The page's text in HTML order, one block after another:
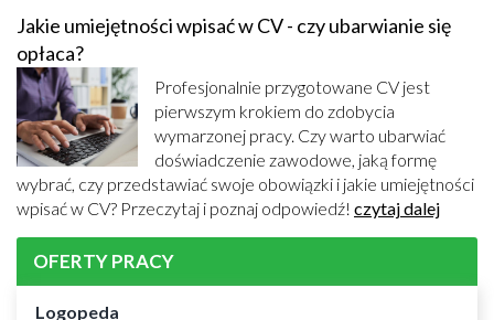
Jakie umiejętności wpisać w CV - czy ubarwianie się
opłaca?
Profesjonalnie przygotowane CV jest
pierwszym krokiem do zdobycia
wymarzonej pracy. Czy warto ubarwiać
doświadczenie zawodowe, jaką formę
wybrać, czy przedstawiać swoje obowiązki i jakie umiejętności
wpisać w CV? Przeczytaj i poznaj odpowiedź! czytaj dalej
OFERTY PRACY
Logopeda